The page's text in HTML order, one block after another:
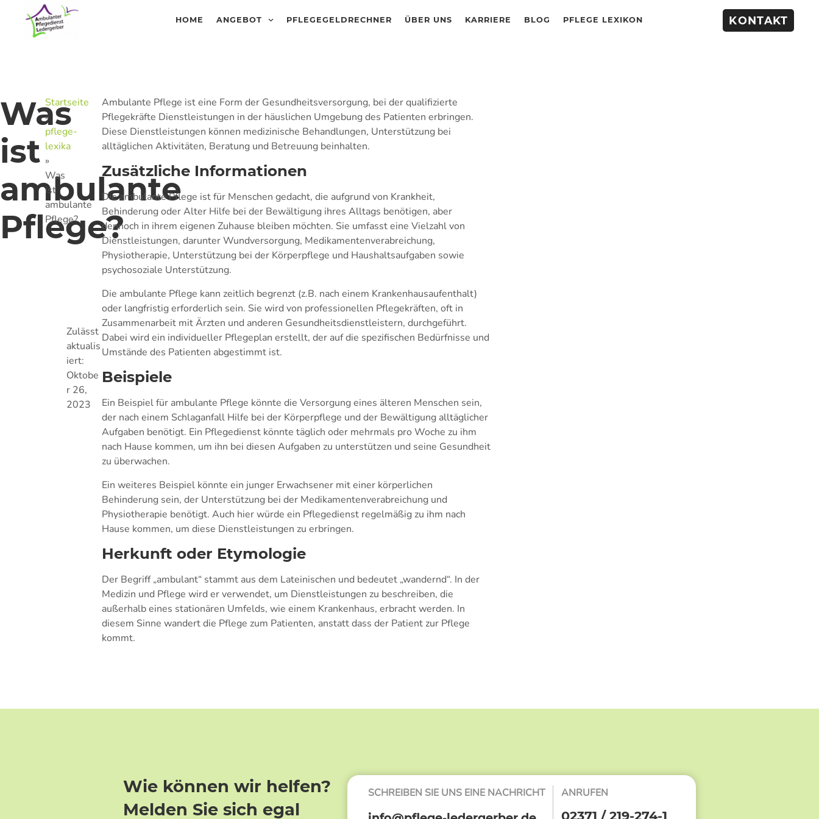
HOME ANGEBOT PFLEGEGELDRECHNER ÜBER UNS KARRIERE BLOG PFLEGE LEXIKON KONTAKT
Was
ist
ambulante
Pflege?
Startseite
»
pflege-
lexika
»
Was
ist
ambulante
Pflege?
Zulässt
aktualis
iert:
Oktobe
r 26,
2023
Ambulante Pflege ist eine Form der Gesundheitsversorgung, bei der qualifizierte
Pflegekräfte Dienstleistungen in der häuslichen Umgebung des Patienten erbringen.
Diese Dienstleistungen können medizinische Behandlungen, Unterstützung bei
alltäglichen Aktivitäten, Beratung und Betreuung beinhalten.
Zusätzliche Informationen
Die ambulante Pflege ist für Menschen gedacht, die aufgrund von Krankheit,
Behinderung oder Alter Hilfe bei der Bewältigung ihres Alltags benötigen, aber
dennoch in ihrem eigenen Zuhause bleiben möchten. Sie umfasst eine Vielzahl von
Dienstleistungen, darunter Wundversorgung, Medikamentenverabreichung,
Physiotherapie, Unterstützung bei der Körperpflege und Haushaltsaufgaben sowie
psychosoziale Unterstützung.
Die ambulante Pflege kann zeitlich begrenzt (z.B. nach einem Krankenhausaufenthalt)
oder langfristig erforderlich sein. Sie wird von professionellen Pflegekräften, oft in
Zusammenarbeit mit Ärzten und anderen Gesundheitsdienstleistern, durchgeführt.
Dabei wird ein individueller Pflegeplan erstellt, der auf die spezifischen Bedürfnisse und
Umstände des Patienten abgestimmt ist.
Beispiele
Ein Beispiel für ambulante Pflege könnte die Versorgung eines älteren Menschen sein,
der nach einem Schlaganfall Hilfe bei der Körperpflege und der Bewältigung alltäglicher
Aufgaben benötigt. Ein Pflegedienst könnte täglich oder mehrmals pro Woche zu ihm
nach Hause kommen, um ihn bei diesen Aufgaben zu unterstützen und seine Gesundheit
zu überwachen.
Ein weiteres Beispiel könnte ein junger Erwachsener mit einer körperlichen
Behinderung sein, der Unterstützung bei der Medikamentenverabreichung und
Physiotherapie benötigt. Auch hier würde ein Pflegedienst regelmäßig zu ihm nach
Hause kommen, um diese Dienstleistungen zu erbringen.
Herkunft oder Etymologie
Der Begriff „ambulant“ stammt aus dem Lateinischen und bedeutet „wandernd“. In der
Medizin und Pflege wird er verwendet, um Dienstleistungen zu beschreiben, die
außerhalb eines stationären Umfelds, wie einem Krankenhaus, erbracht werden. In
diesem Sinne wandert die Pflege zum Patienten, anstatt dass der Patient zur Pflege
kommt.
Wie können wir helfen?
Melden Sie sich egal
SCHREIBEN SIE UNS EINE NACHRICHT ANRUFEN
02371 / 219-274-1